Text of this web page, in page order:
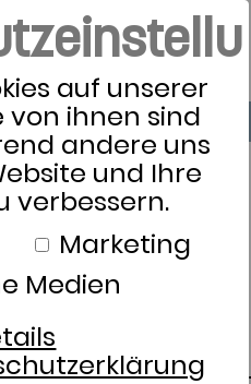
auf unserer
von ihnen sind
andere uns
und Ihre
verbessern.
Marketing
Medien